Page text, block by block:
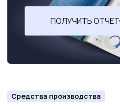
ПОЛУЧИТЬ ОТЧЕТ
Средства производства